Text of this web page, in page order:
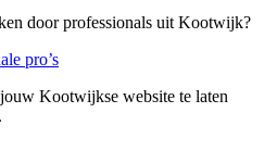
door professionals uit Kootwijk?
pro’s
Kootwijkse website te laten